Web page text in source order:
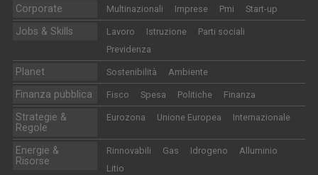
Corporate Multinazionali Imprese Pmi Start-up
Jobs & Skills Lavoro Istruzione
Parti sociali
Previdenza
Planet Sostenibilità Ambiente
Finanza pubblica Fisco Spesa Politiche Finanza
Strategie &
Regole
Eurozona Unione Europea Internazionale
Energie &
Risorse
Rinnovabili Gas Idrogeno
Alluminio
Litio